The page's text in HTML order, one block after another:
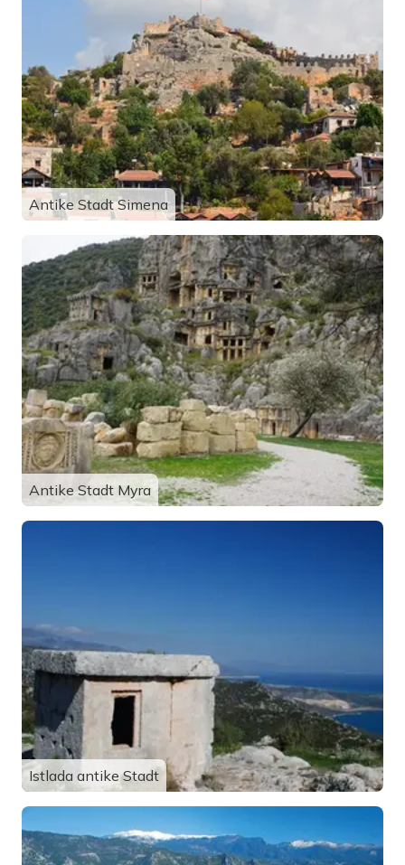
Antike Stadt Simena
Antike Stadt Myra
Istlada antike Stadt